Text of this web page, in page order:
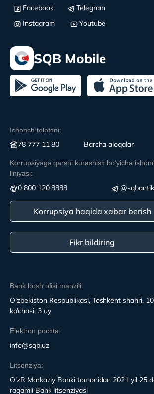
Bank bosh ofisi manzili:
O’zbekiston Respublikasi, Toshkent shahri,
ko’chasi, 3 uy
Elektron pochta:
info@sqb.uz
Litsenziya:
O’zR Markaziy Banki tomonidan 2021 yil 25
raqamli Bank litsenziyasi
Facebook
Telegram
Instagram
Youtube
SQB Mobile
Ishonch telefoni:
78 777 11 80 Вarcha aloqalar
Korrupsiyaga qarshi kurashish boʻyicha
liniyasi:
0 800 120 8888
Korrupsiya haqida xabar berish
Fikr bildiring